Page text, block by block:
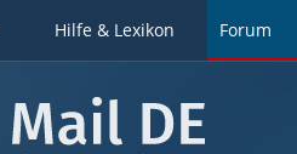
Hilfe & Lexikon Forum